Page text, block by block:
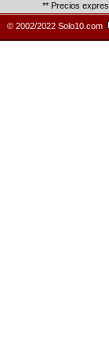
** Precios
© 2002/2022 Solo10.com